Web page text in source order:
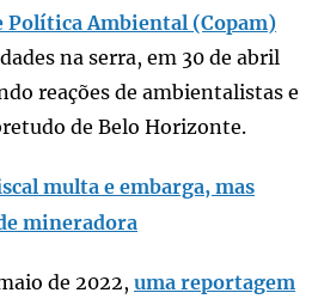
Política Ambiental (Copam)
na serra, em 30 de abril
reações de ambientalistas e
de Belo Horizonte.
multa e embarga, mas
mineradora
de 2022, uma reportagem